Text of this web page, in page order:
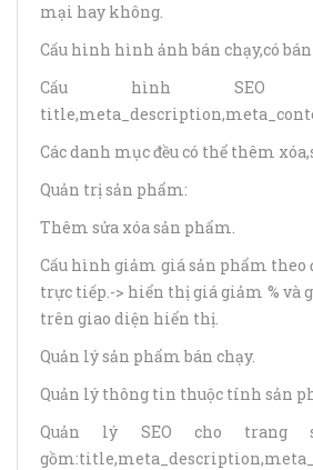
mại hay không.
Cấu hình hình ảnh bán chạy,có
Cấu hình SEO
Các danh mục đều có thể thêm
Quản trị sản phẩm:
Thêm sửa xóa sản phẩm.
Cấu hình giảm giá sản phẩm theo
trực tiếp.-> hiển thị giá giảm % và
trên giao diện hiển thị.
Quản lý sản phẩm bán chạy.
Quản lý thông tin thuộc tính sản
Quản lý SEO cho trang